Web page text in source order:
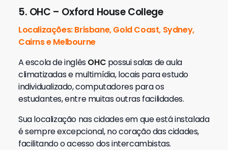
5. OHC – Oxford House College
Localizações: Brisbane, Gold Coast, Sydney,
Cairns e Melbourne
A escola de inglêsOHC possui salas de aula
climatizadas e multimídia, locais para estudo
individualizado, computadores para os
estudantes, entre muitas outras facilidades.
Sua localização nas cidades em que está instalada
é sempre excepcional, no coração das cidades,
facilitando o acesso dos intercambistas.